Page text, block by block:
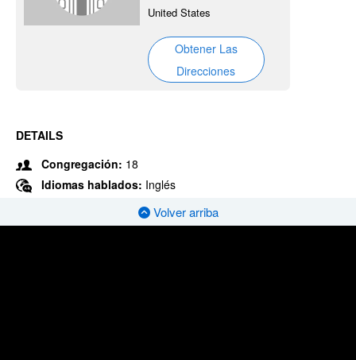
United States
Obtener Las
Direcciones
DETAILS
Congregación: 18
Idiomas hablados: Inglés
Volver arriba